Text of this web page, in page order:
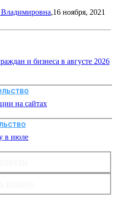
,16 ноября, 2021
и бизнеса в августе 2026
на сайтах
в июле